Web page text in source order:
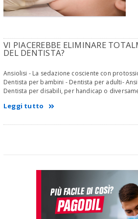
VI PIACEREBBE ELIMINARE
DEL DENTISTA?
Ansiolisi - La sedazione cosciente con
Dentista per bambini - Dentista per adulti-
Dentista per disabili, per handicap o
Leggi tutto